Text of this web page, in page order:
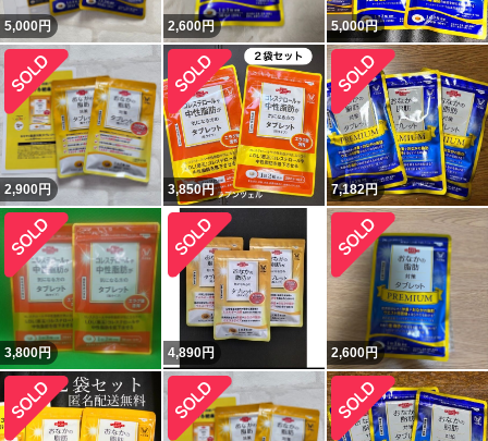
5,000円 2,600円 5,000円
2,900円 3,850円 7,182円
3,800円 4,890円 2,600円